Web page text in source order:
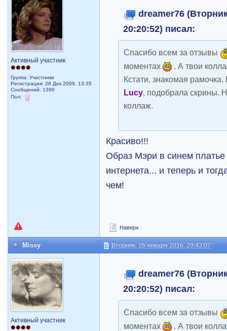
Активный участник
Группа: Участники
Регистрация: 28 Дек 2009, 13:35
Сообщений: 1396
Пол:
dreamer76
20:20:52) писал:
Спасибо всем за отзывы
моментах
. А твои
Кстати, знакомая
Lucy, подобрала скрины.
коллаж.
Красиво!!!
Образ Мэри в синем
интернета... и теперь и
чем!
Наверх
Missy Вторник, 26 января 2016, 20:43:07
Активный участник
dreamer76
20:20:52) писал:
Спасибо всем за отзывы
моментах
. А твои